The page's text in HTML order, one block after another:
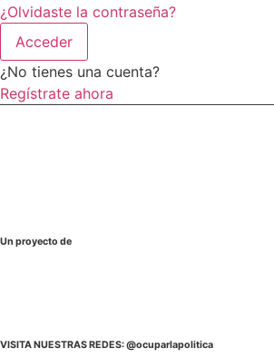
¿Olvidaste la contraseña?
Acceder
¿No tienes una cuenta?
Regístrate ahora
Un proyecto de
VISITA NUESTRAS REDES: @ocuparlapolitica